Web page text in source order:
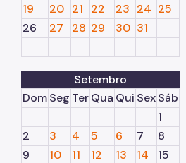
19
20 21 22 23 24 25
26
27 28 29 30 31
Setembro
DomSeg TerQua Qui SexSáb
1
2
3 4 5 6 7
8
9
10 11 12 13 14
15